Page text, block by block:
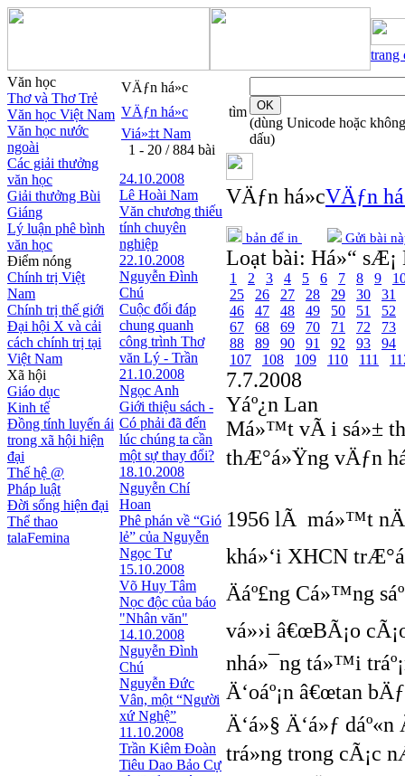
trang
Văn học
Thơ và Thơ Trẻ
Văn học Việt Nam
Văn học nước
ngoài
Các giải thưởng
văn học
Giải thưởng Bùi
Giáng
Lý luận phê bình
văn học
Điểm nóng
Chính trị Việt
Nam
Chính trị thế giới
Đại hội X và cải
cách chính trị tại
Việt Nam
Xã hội
Giáo dục
Kinh tế
Đồng tính luyến ái
trong xã hội hiện
đại
Thế hệ @
Pháp luật
Đời sống hiện đại
Thể thao
talaFemina
VÄƒn há»c
VÄƒn há»c
Viá»‡t Nam
1 - 20 / 884 bài
24.10.2008
Lê Hoài Nam
Văn chương thiếu
tính chuyên
nghiệp
22.10.2008
Nguyễn Đình
Chú
Cuộc đối đáp
chung quanh
công trình Thơ
văn Lý - Trần
21.10.2008
Ngọc Anh
Giới thiệu sách -
Có phải đã đến
lúc chúng ta cần
một sự thay đổi?
18.10.2008
Nguyễn Chí
Hoan
Phê phán về “Gió
lẻ” của Nguyễn
Ngọc Tư
15.10.2008
Võ Huy Tâm
Nọc độc của báo
"Nhân văn"
14.10.2008
Nguyễn Đình
Chú
Nguyễn Đức
Vân, một “Người
xứ Nghệ”
11.10.2008
Trần Kiêm Đoàn
Tiêu Dao Bảo Cự
tìm
(dùng Unicode hoặc không
dấu)
VÄƒn há»cVÄƒn
bản để in Gửi bài
Loạt bài: Há»“ sÆ¡
1 2 3 4 5 6 7 8 9
25
26 27 28 29 30
31
46
47 48 49 50 51
52
67
68 69 70 71 72
73
88
89 90 91 92 93
94
107
108 109 110 111
7.7.2008
Yáº¿n Lan
Má»™t vÃ i sá»±
thÆ°á»Ÿng vÄƒn
1956 lÃ má»™t
khá»‘i XHCN
Äáº£ng Cá»™ng
vá»›i â€œBÃ¡o
nhá»¯ng tá»™i
Ä‘oáº¡n â€œtan
Ä‘á»§ Ä‘á»ƒ
trá»ng trong cÃ¡c